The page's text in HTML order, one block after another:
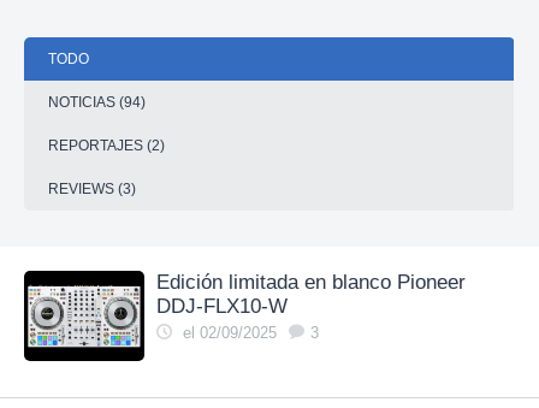
TODO
NOTICIAS (94)
REPORTAJES (2)
REVIEWS (3)
Edición limitada en blanco Pioneer
DDJ-FLX10-W
el 02/09/2025 3